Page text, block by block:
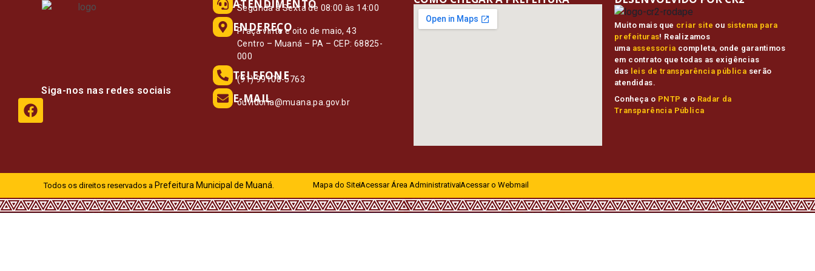
Siga-nos nas redes sociais
ATENDIMENTO
Segunda à Sexta de 08:00 às 14:00
ENDEREÇO
Praça vinte e oito de maio, 43
Centro – Muaná – PA – CEP: 68825-
000
TELEFONE
(91) 99108-5763
E-MAIL
ouvidoria@muana.pa.gov.br
Muito mais que criar site ou sistema para
prefeituras! Realizamos
uma assessoria completa, onde garantimos
em contrato que todas as exigências
das leis de transparência pública serão
atendidas.
Conheça o PNTP e o Radar da
Transparência Pública
Todos os direitos reservados a Prefeitura Municipal de Muaná. Mapa do SiteAcessar Área Administrativa Acessar o Webmail